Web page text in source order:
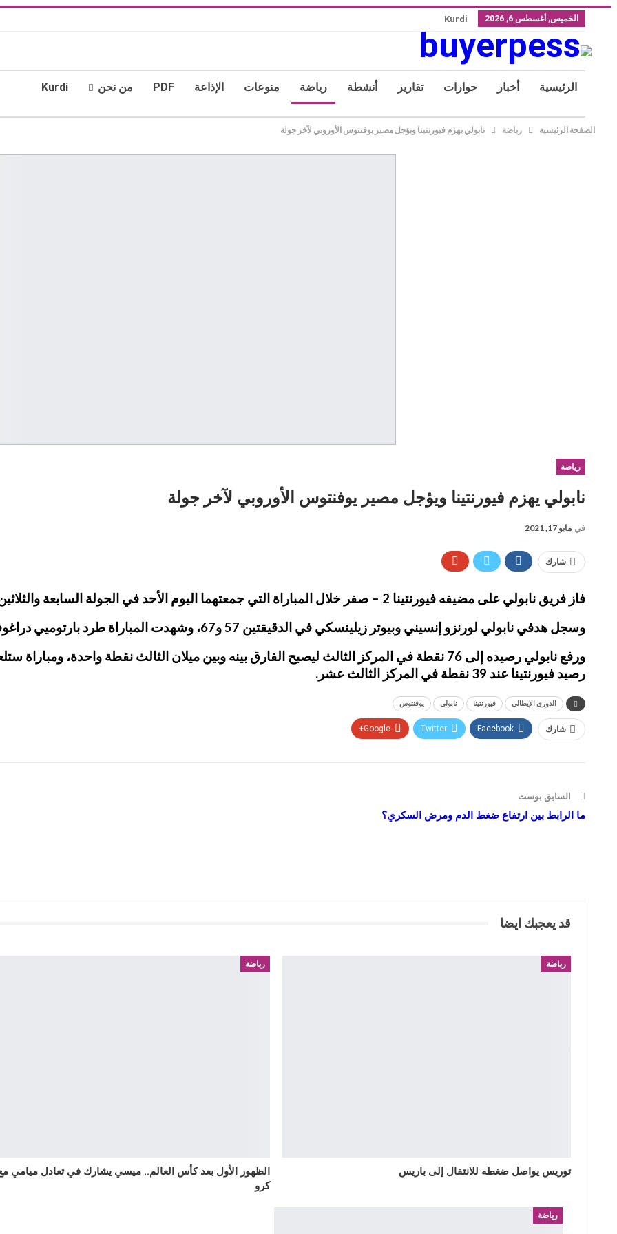
الخميس, أغسطس 6, 2026 Kurdi
الرئيسية أخبار حوارات تقارير أنشطة رياضة منوعات الإذاعة PDF من نحن Kurdi
الصفحة الرئيسية رياضة نابولي يهزم فيورنتينا ويؤجل مصير يوفنتوس الأوروبي لآخر جولة
رياضة
نابولي يهزم فيورنتينا ويؤجل مصير يوفنتوس الأوروبي لآخر جولة
في مايو 17, 2021
شارك
فاز فريق نابولي على مضيفه فيورنتينا 2 – صفر خلال المباراة التي جمعتهما اليوم الأحد في الجولة السابعة والثلاثين من الدوري الإيطالي لكرة القدم.
وسجل هدفي نابولي لورنزو إنسيني وبيوتر زيلينسكي في الدقيقتين 57 و67، وشهدت المباراة طرد بارتوميي دراغوفسكي لاعب فيورنتينا في الدقيقة 56.
ورفع نابولي رصيده إلى 76 نقطة في المركز الثالث ليصبح الفارق بينه وبين ميلان الثالث نقطة
رصيد فيورنتينا عند 39 نقطة في المركز الثالث عشر.
الدوري الإيطالي فيورنتينا نابولي يوفنتوس
شارك Facebook
Twitter
Google+
السابق بوست
ما الرابط بين ارتفاع ضغط الدم ومرض السكري؟
قد يعجبك ايضا
رياضة
توريس يواصل ضغطه للانتقال إلى باريس
رياضة
الظهور الأول بعد كأس العالم.. ميسي يشارك في تعادل ميامي
كرو
رياضة